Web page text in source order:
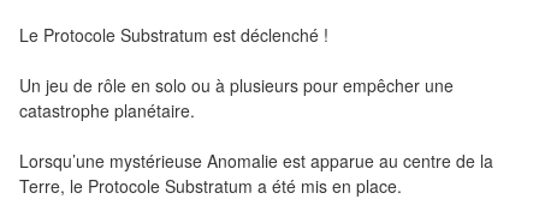
Jeux
société
Jeux
de
Le Protocole Substratum est déclenché !
Un jeu de rôle en solo ou à plusieurs pour empêcher une
catastrophe planétaire.
Lorsqu’une mystérieuse Anomalie est apparue au centre de la
Terre, le Protocole Substratum a été mis en place.